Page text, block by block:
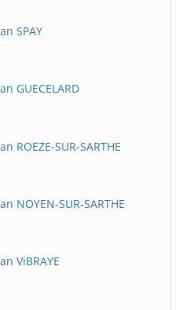
SPAY
GUECELARD
ROEZE-SUR-SARTHE
NOYEN-SUR-SARTHE
ViBRAYE